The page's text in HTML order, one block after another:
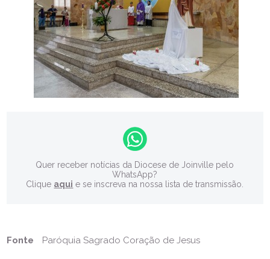
Quer receber notícias da Diocese de Joinville pelo
WhatsApp?
Clique aqui e se inscreva na nossa lista de transmissão.
Fonte Paróquia Sagrado Coração de Jesus